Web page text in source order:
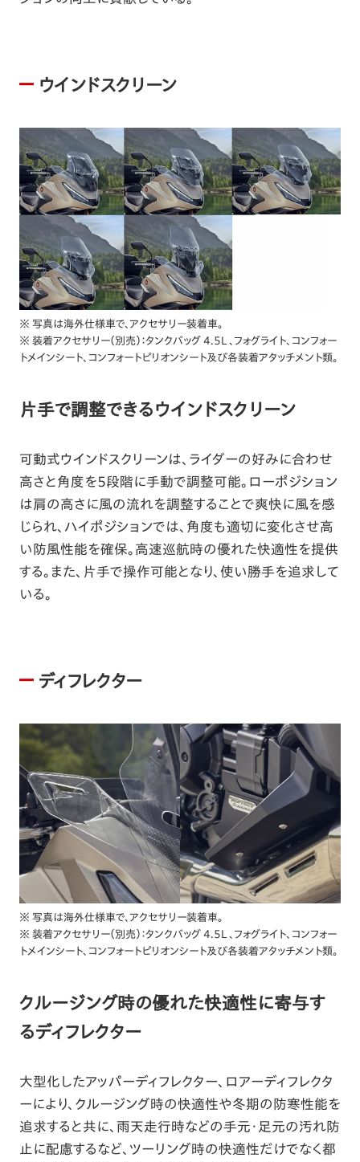
ウインドスクリーン
※ 写真は海外仕様車で、アクセサリー装着車。
※ 装着アクセサリー（別売）：タンクバッグ 4.5L 、フォグライト、コンフォー
トメインシート、コンフォートピリオンシート及び各装着アタッチメント類。
片手で調整できるウインドスクリーン
可動式ウインドスクリーンは、ライダーの好みに合わせ
高さと角度を5段階に手動で調整可能。ローポジション
は肩の高さに風の流れを調整することで爽快に風を感
じられ、ハイポジションでは、角度も適切に変化させ高
い防風性能を確保。高速巡航時の優れた快適性を提供
する。また、片手で操作可能となり、使い勝手を追求して
いる。
ディフレクター
※ 写真は海外仕様車で、アクセサリー装着車。
※ 装着アクセサリー（別売）：タンクバッグ 4.5L 、フォグライト、コンフォー
トメインシート、コンフォートピリオンシート及び各装着アタッチメント類。
クルージング時の優れた快適性に寄与す
るディフレクター
大型化したアッパーディフレクター、ロアーディフレクタ
ーにより、クルージング時の快適性や冬期の防寒性能を
追求すると共に、雨天走行時などの手元・足元の汚れ防
止に配慮するなど、ツーリング時の快適性だけでなく都